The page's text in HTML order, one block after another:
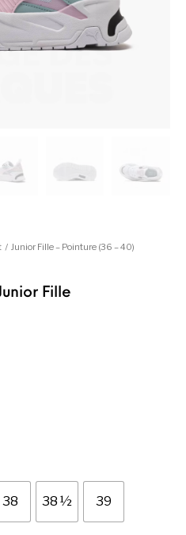
/ Junior Fille – Pointure (36 – 40)
Fille
38 38 ½ 39